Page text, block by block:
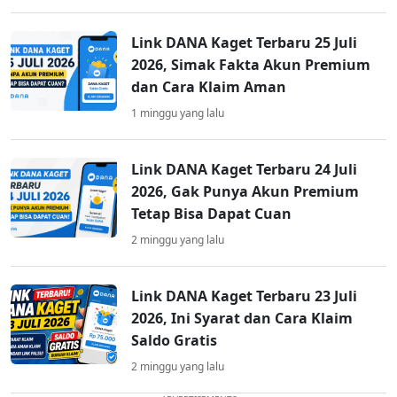
Link DANA Kaget Terbaru 25 Juli
2026, Simak Fakta Akun Premium
dan Cara Klaim Aman
1 minggu yang lalu
Link DANA Kaget Terbaru 24 Juli
2026, Gak Punya Akun Premium
Tetap Bisa Dapat Cuan
2 minggu yang lalu
Link DANA Kaget Terbaru 23 Juli
2026, Ini Syarat dan Cara Klaim
Saldo Gratis
2 minggu yang lalu